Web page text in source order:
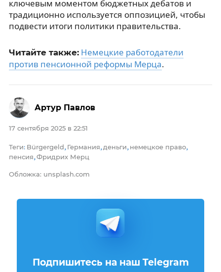
ключевым моментом бюджетных дебатов и
традиционно используется оппозицией, чтобы
подвести итоги политики правительства.
Читайте также: Немецкие работодатели
против пенсионной реформы Мерца.
17 сентября 2025 в 22:51
Теги: Bürgergeld, Германия, деньги, немецкое право,
пенсия,Фридрих Мерц
Обложка: unsplash.com
Артур Павлов
Подпишитесь на наш Telegram